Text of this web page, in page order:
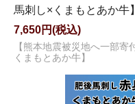
馬刺し×くまもとあか牛】
7,650円(税込)
【熊本地震被災地へ一部
くまもとあか牛】